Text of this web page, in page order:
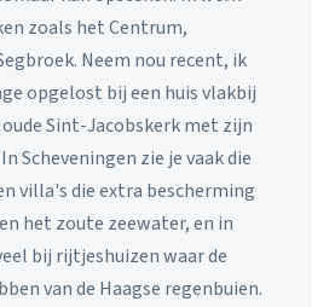
zoals het Centrum,
Neem nou recent, ik
opgelost bij een huis vlakbij
Sint-Jacobskerk met zijn
Scheveningen zie je vaak die
villa's die extra bescherming
het zoute zeewater, en in
bij rijtjeshuizen waar de
van de Haagse regenbuien.